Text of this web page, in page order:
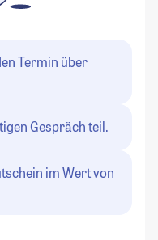
Termin über
Gespräch teil.
im Wert von